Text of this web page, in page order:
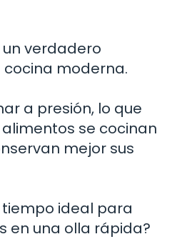
verdadero
moderna.
a presión, lo que
se cocinan
mejor sus
tiempo ideal para
en una olla rápida?